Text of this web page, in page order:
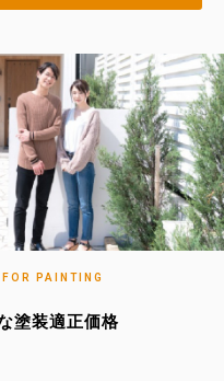
PAINTING
塗装適正価格